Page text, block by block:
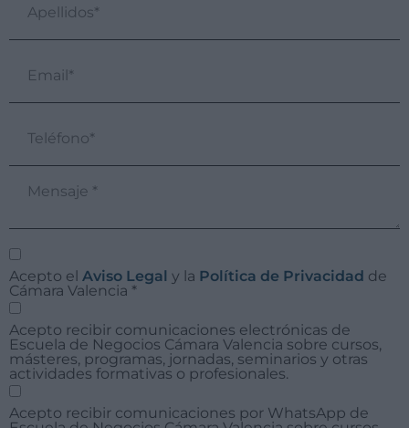
Acepto el Aviso Legal y la Política de Privacidad de
Cámara Valencia *
Acepto recibir comunicaciones electrónicas de
Escuela de Negocios Cámara Valencia sobre cursos,
másteres, programas, jornadas, seminarios y otras
actividades formativas o profesionales.
Acepto recibir comunicaciones por WhatsApp de